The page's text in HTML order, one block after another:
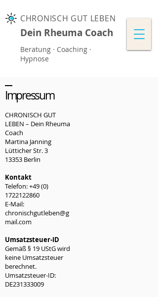
CHRONISCH GUT LEBEN
Dein Rheuma Coach
Beratung · Coaching ·
Hypnose
Impressum
CHRONISCH GUT
LEBEN – Dein Rheuma
Coach
Martina Janning
Lütticher Str. 3
13353 Berlin
Kontakt
Telefon:+49 (0)
1722122860
E-Mail:
chronischgutleben@g
mail.com
Umsatzsteuer-ID
Gemäß § 19 UStG wird
keine Umsatzsteuer
berechnet.
Umsatzsteuer-ID:
DE231333009